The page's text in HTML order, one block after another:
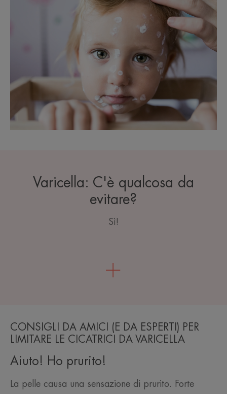
Varicella: C'è qualcosa da
evitare?
Sì!
CONSIGLI DA AMICI (E DA ESPERTI) PER
LIMITARE LE CICATRICI DA VARICELLA
Aiuto! Ho prurito!
La pelle causa una sensazione di prurito. Forte